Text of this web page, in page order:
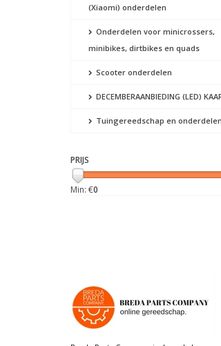
(Xiaomi) onderdelen
Onderdelen voor minicrossers,
minibikes, dirtbikes en quads
Scooter onderdelen
DECEMBERAANBIEDING (LED)
Tuingereedschap en onderdelen
PRIJS
Min: €0